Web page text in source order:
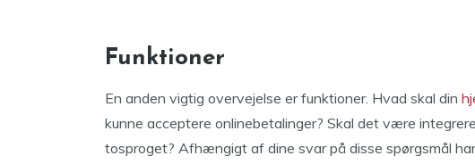
Funktioner
En anden vigtig overvejelse er funktioner. Hvad skal din
kunne acceptere onlinebetalinger? Skal det være
tosproget? Afhængigt af dine svar på disse spørgsmål